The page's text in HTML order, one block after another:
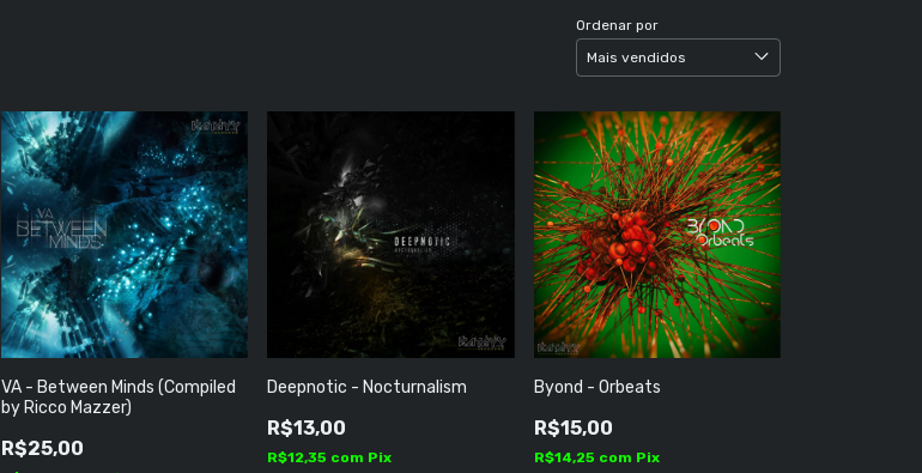
Ordenar por
VA - Between Minds (Compiled
by Ricco Mazzer)
R$25,00
Deepnotic - Nocturnalism
R$13,00
R$12,35 com Pix
Byond - Orbeats
R$15,00
R$14,25 com Pix